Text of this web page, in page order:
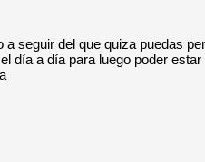
seguir del que quiza puedas
día a día para luego poder